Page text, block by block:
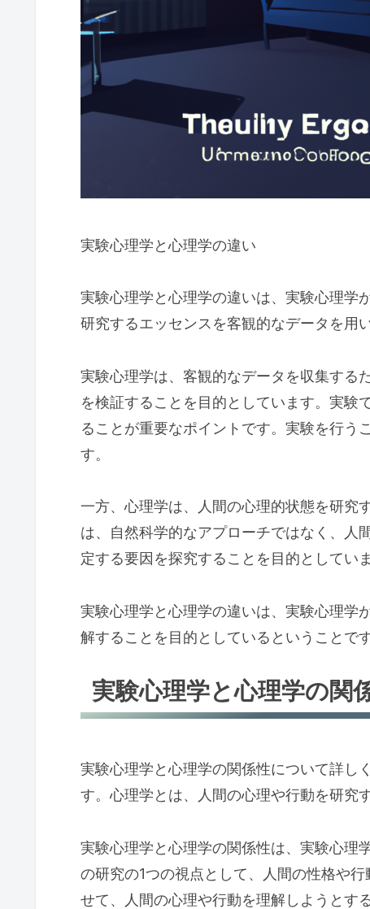
実験心理学と心理学の違い
実験心理学と心理学の違いは、実験心理学
研究するエッセンスを客観的なデータを用
実験心理学は、客観的なデータを収集する
を検証することを目的としています。実験
ることが重要なポイントです。実験を行う
す。
一方、心理学は、人間の心理的状態を研究
は、自然科学的なアプローチではなく、人
定する要因を探究することを目的としていま
実験心理学と心理学の違いは、実験心理学
解することを目的としているということで
実験心理学と心理学の関
実験心理学と心理学の関係性について詳し
す。心理学とは、人間の心理や行動を研究
実験心理学と心理学の関係性は、実験心理
の研究の1つの視点として、人間の性格や
せて、人間の心理や行動を理解しようとす